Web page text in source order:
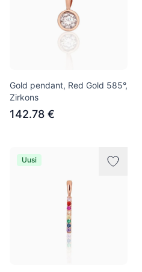
Gold pendant, Red Gold 585°,
Zirkons
142.78 €
Uusi